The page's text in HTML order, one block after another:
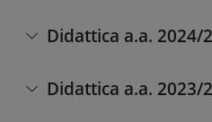
Didattica a.a. 2024/
Didattica a.a. 2023/